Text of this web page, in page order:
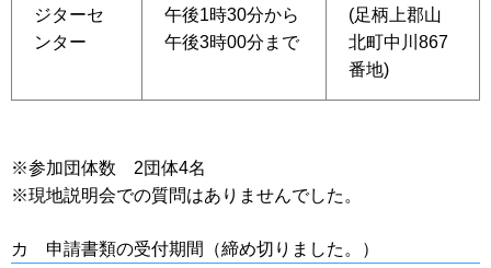
ジターセ
ンター
午後1時30分から
午後3時00分まで
(足柄上郡山
北町中川867
番地)
※参加団体数 2団体4名
※現地説明会での質問はありませんでした。
カ 申請書類の受付期間（締め切りました。）